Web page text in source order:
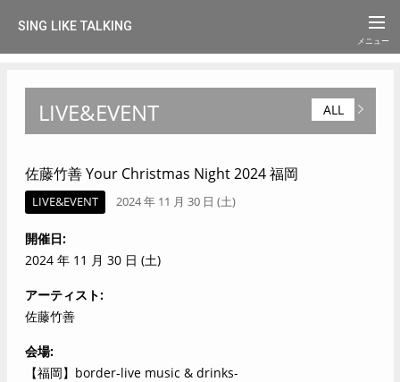
SING LIKE TALKING
LIVE&EVENT ALL
佐藤竹善 Your Christmas Night 2024 福岡
LIVE&EVENT 2024 年 11 月 30 日 (土)
開催日
2024 年 11 月 30 日 (土)
アーティスト
佐藤竹善
会場
【福岡】border-live music & drinks-